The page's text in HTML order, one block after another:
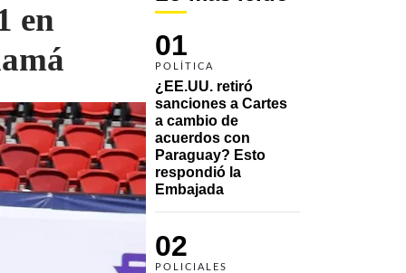
01
POLÍTICA
¿EE.UU. retiró
sanciones a Cartes
a cambio de
acuerdos con
Paraguay? Esto
respondió la
Embajada
02
POLICIALES
en